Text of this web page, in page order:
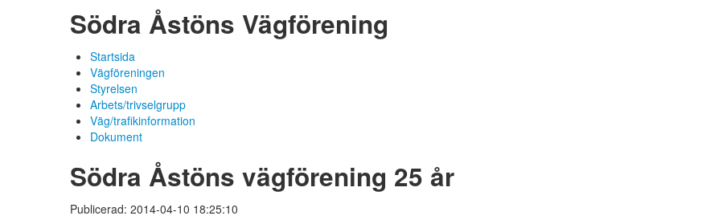
Södra Åstöns Vägförening
Startsida
Vägföreningen
Styrelsen
Arbets/trivselgrupp
Väg/trafikinformation
Dokument
Södra Åstöns vägförening 25 år
Publicerad: 2014-04-10 18:25:10